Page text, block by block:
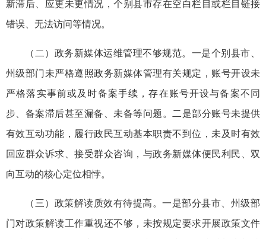
新滞后、应更未更情况，个别县市存在空白栏目或栏目链接
错误、无法访问等情况。
（二）政务新媒体运维管理不够规范。一是个别县市、
州级部门未严格遵照政务新媒体管理有关规定，账号开设未
严格落实事前或及时备案手续，存在账号开设与备案不同
步、备案滞后甚至漏备、未备等问题。二是部分账号未提供
有效互动功能，履行政民互动基本职责不到位，未及时有效
回应群众诉求、接受群众咨询，与政务新媒体便民利民、双
向互动的核心定位相悖。
（三）政策解读质效有待提高。一是部分县市、州级部
门对政策解读工作重视还不够，未按规定要求开展政策文件